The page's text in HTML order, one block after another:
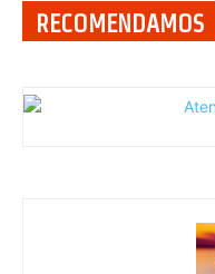
RECOMENDAMOS